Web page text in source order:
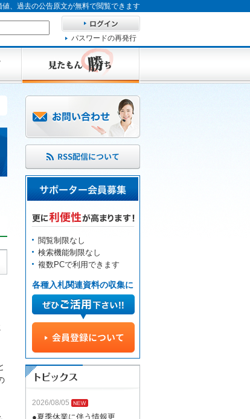
、過去の公告原文が無料で閲覧できます
パスワードの再発行
閲覧制限なし
検索機能制限なし
複数PCで利用できます
各種入札関連資料の収集に
2026/08/05
●夏季休業に伴う情報更